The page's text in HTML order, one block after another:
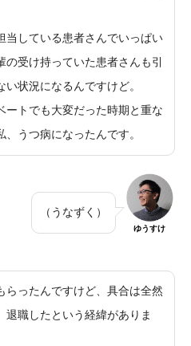
当している患者さんでいっぱい
の受け持っていた患者さんも引
い状況になるんですけど。
ートでも大変だった時期と重な
、うつ病になったんです。
（うなずく）
ゆうすけ
らったんですけど、具合は全然
退職したという経緯がありま